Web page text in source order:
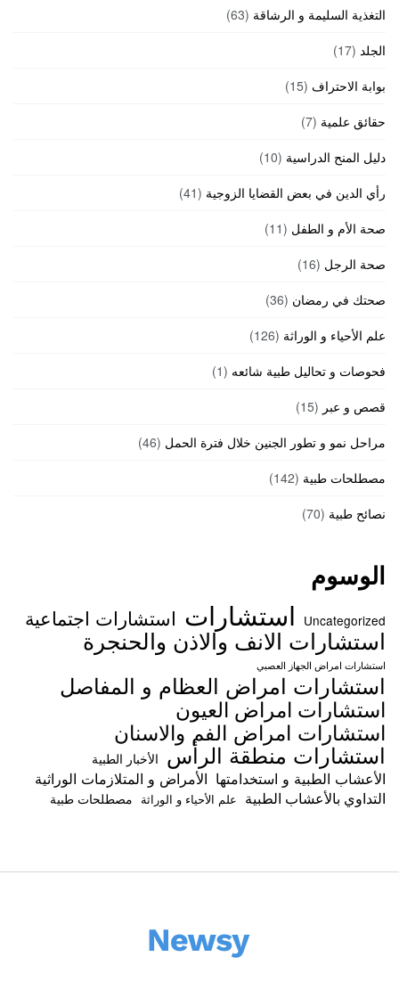
التغذية السليمة و الرشاقة (63)
الجلد (17)
بوابة الاحتراف (15)
حقائق علمية (7)
دليل المنح الدراسية (10)
رأي الدين في بعض القضايا الزوجية (41)
صحة الأم و الطفل (11)
صحة الرجل (16)
صحتك في رمضان (36)
علم الأحياء و الوراثة (126)
فحوصات و تحاليل طبية شائعه (1)
قصص و عبر (15)
مراحل نمو و تطور الجنين خلال فترة الحمل (46)
مصطلحات طبية (142)
نصائح طبية (70)
الوسوم
Uncategorized استشارات استشارات اجتماعية
استشارات الانف والاذن والحنجرة
استشارات امراض الجهاز العصبي
استشارات امراض العظام و المفاصل
استشارات امراض العيون
استشارات امراض الفم والاسنان
استشارات منطقة الرأس الأخبار الطبية
الأعشاب الطبية و استخدامتها الأمراض و المتلازمات الوراثية
التداوي بالأعشاب الطبية علم الأحياء و الوراثة مصطلحات طبية